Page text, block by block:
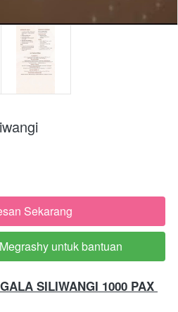
Sekarang
untuk bantuan
SILIWANGI 1000 PAX